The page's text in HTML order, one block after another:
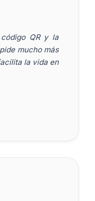
QR y la
mucho más
la vida en